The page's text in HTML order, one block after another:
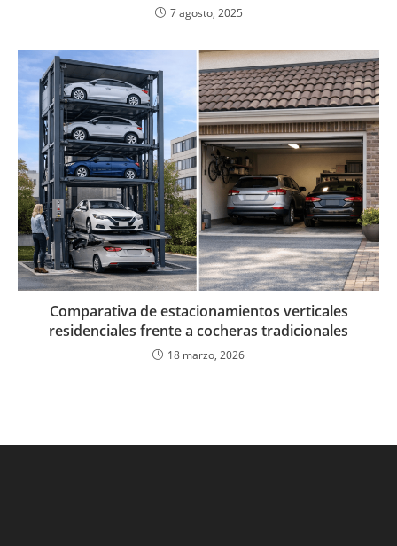
7 agosto, 2025
Comparativa de estacionamientos verticales
residenciales frente a cocheras tradicionales
18 marzo, 2026